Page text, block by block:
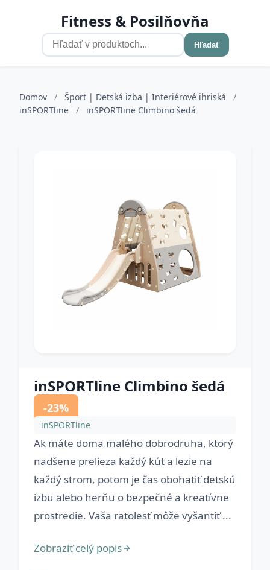
Fitness & Posilňovňa
Hľadať
Domov / Šport | Detská izba | Interiérové ihriská
/
inSPORTline
/ inSPORTline Climbino šedá
inSPORTline Climbino šedá
-23%
inSPORTline
Ak máte doma malého dobrodruha, ktorý
nadšene prelieza každý kút a lezie na
každý strom, potom je čas obohatiť detskú
izbu alebo herňu o bezpečné a kreatívne
prostredie. Vaša ratolesť môže vyšantiť ...
Zobraziť celý popis